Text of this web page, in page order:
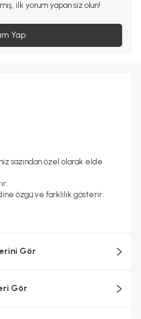
ilk yorum yapan siz olun!
Yap
sazından özel olarak elde
özgü ve farklılık gösterir.
Gör
Gör